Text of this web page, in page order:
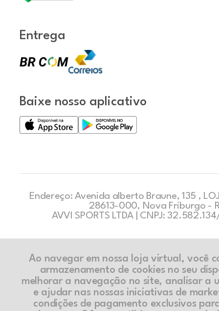
Entrega
Baixe nosso aplicativo
Endereço: Avenida alberto Braune, 135 ,
28613-000, Nova Friburgo -
AVVI SPORTS LTDA | CNPJ:
Ao navegar em nossa loja virtual, você
armazenamento de cookies no seu
melhorar a navegação no site, analisar a
e ajudar nas nossas iniciativas de
condições de pagamento exclusivos